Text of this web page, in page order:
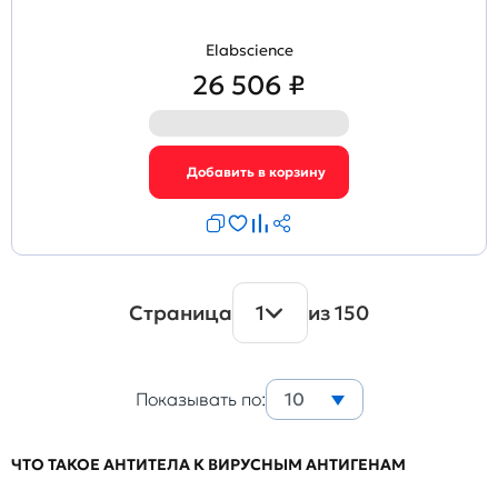
Elabscience
26 506 ₽
Страница 1 из 150
Показывать по: 10
ЧТО ТАКОЕ АНТИТЕЛА К ВИРУСНЫМ АНТИГЕНАМ